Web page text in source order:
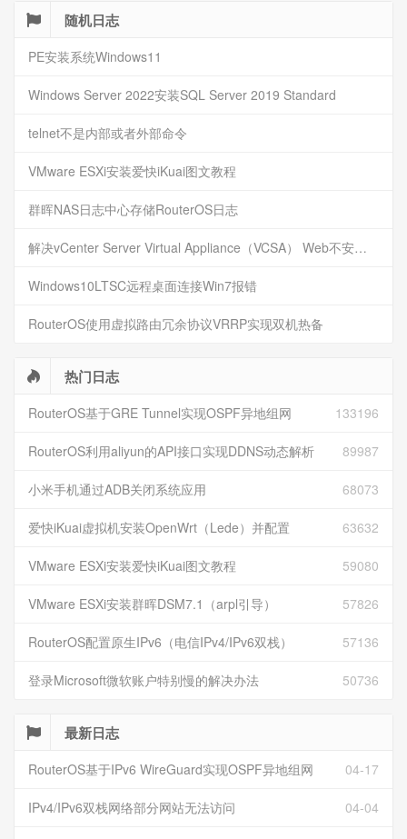
随机日志
PE安装系统Windows11
Windows Server 2022安装SQL Server 2019 Standard
telnet不是内部或者外部命令
VMware ESXi安装爱快iKuai图文教程
群晖NAS日志中心存储RouterOS日志
解决vCenter Server Virtual Appliance（VCSA） Web不安全访问提示
Windows10LTSC远程桌面连接Win7报错
RouterOS使用虚拟路由冗余协议VRRP实现双机热备
热门日志
133196
RouterOS基于GRE Tunnel实现OSPF异地组网
89987
RouterOS利用aliyun的API接口实现DDNS动态解析
68073
小米手机通过ADB关闭系统应用
63632
爱快iKuai虚拟机安装OpenWrt（Lede）并配置
59080
VMware ESXi安装爱快iKuai图文教程
57826
VMware ESXi安装群晖DSM7.1（arpl引导）
57136
RouterOS配置原生IPv6（电信IPv4/IPv6双栈）
50736
登录Microsoft微软账户特别慢的解决办法
最新日志
04-17
RouterOS基于IPv6 WireGuard实现OSPF异地组网
04-04
IPv4/IPv6双栈网络部分网站无法访问